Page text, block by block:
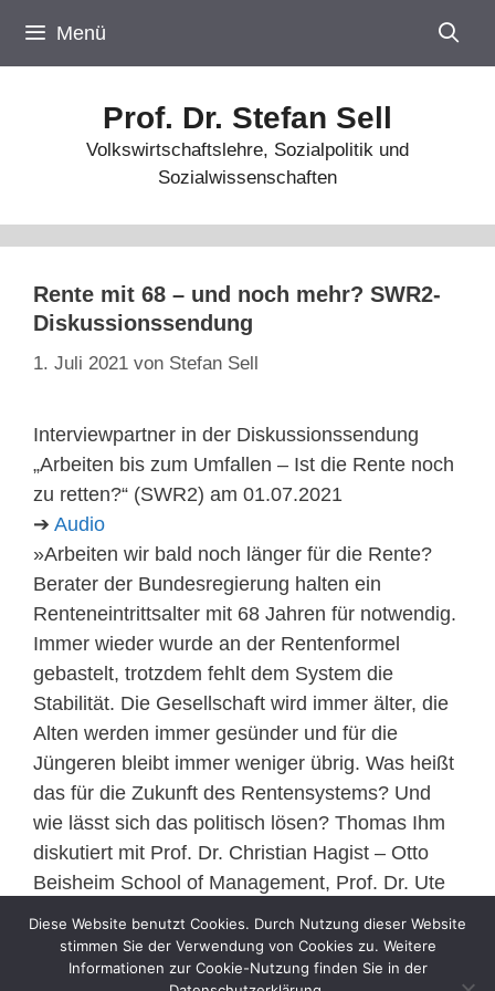
Inhalt
springen
Menü
Prof. Dr. Stefan Sell
Volkswirtschaftslehre, Sozialpolitik und
Sozialwissenschaften
Rente mit 68 – und noch mehr? SWR2-
Diskussionssendung
1. Juli 2021 von Stefan Sell
Interviewpartner in der Diskussionssendung
„Arbeiten bis zum Umfallen – Ist die Rente noch
zu retten?“ (SWR2) am 01.07.2021
➔ Audio
»Arbeiten wir bald noch länger für die Rente?
Berater der Bundesregierung halten ein
Renteneintrittsalter mit 68 Jahren für notwendig.
Immer wieder wurde an der Rentenformel
gebastelt, trotzdem fehlt dem System die
Stabilität. Die Gesellschaft wird immer älter, die
Alten werden immer gesünder und für die
Jüngeren bleibt immer weniger übrig. Was heißt
das für die Zukunft des Rentensystems? Und
wie lässt sich das politisch lösen? Thomas Ihm
diskutiert mit Prof. Dr. Christian Hagist – Otto
Beisheim School of Management, Prof. Dr. Ute
Stefan Sell – Hochschule Koblenz.«
Diese Website benutzt Cookies. Durch Nutzung dieser Website
stimmen Sie der Verwendung von Cookies zu. Weitere
Informationen zur Cookie-Nutzung finden Sie in der